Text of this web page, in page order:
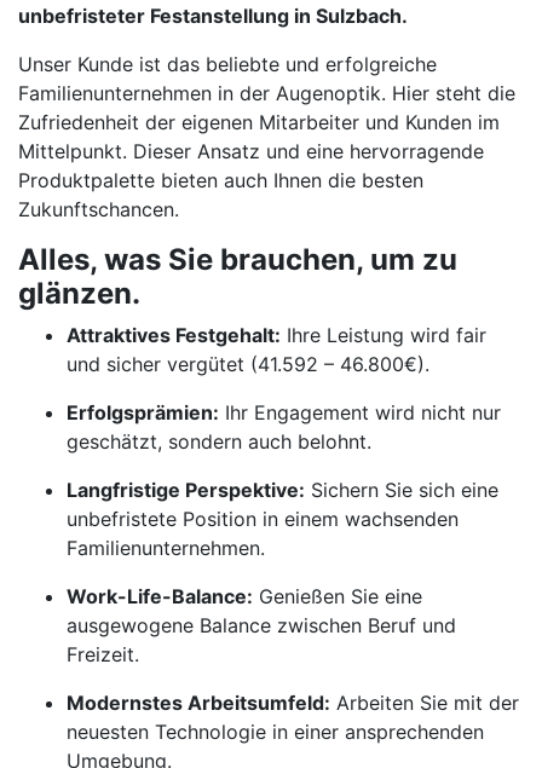
unbefristeter Festanstellung in Sulzbach.
Unser Kunde ist das beliebte und erfolgreiche
Familienunternehmen in der Augenoptik. Hier steht die
Zufriedenheit der eigenen Mitarbeiter und Kunden im
Mittelpunkt. Dieser Ansatz und eine hervorragende
Produktpalette bieten auch Ihnen die besten
Zukunftschancen.
Alles, was Sie brauchen, um zu
glänzen.
Attraktives Festgehalt: Ihre Leistung wird fair
und sicher vergütet (41.592 – 46.800€).
Erfolgsprämien: Ihr Engagement wird nicht nur
geschätzt, sondern auch belohnt.
Langfristige Perspektive: Sichern Sie sich eine
unbefristete Position in einem wachsenden
Familienunternehmen.
Work-Life-Balance: Genießen Sie eine
ausgewogene Balance zwischen Beruf und
Freizeit.
Modernstes Arbeitsumfeld: Arbeiten Sie mit der
neuesten Technologie in einer ansprechenden
Umgebung.